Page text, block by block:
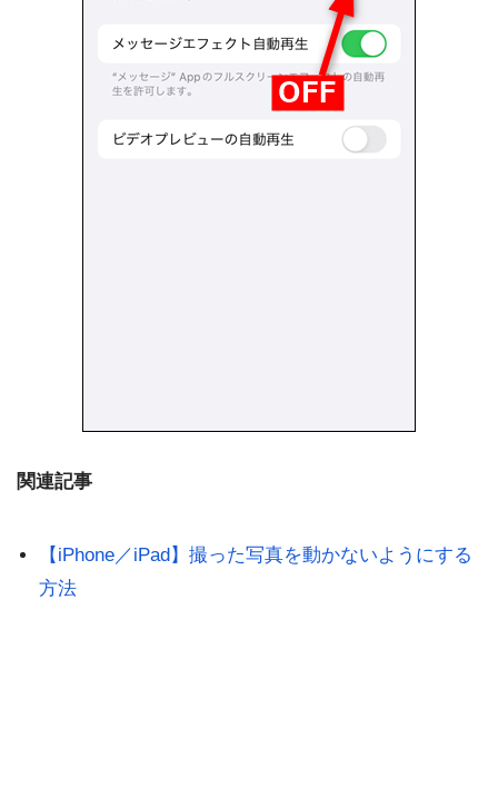
関連記事
【iPhone／iPad】撮った写真を動かないようにする
方法